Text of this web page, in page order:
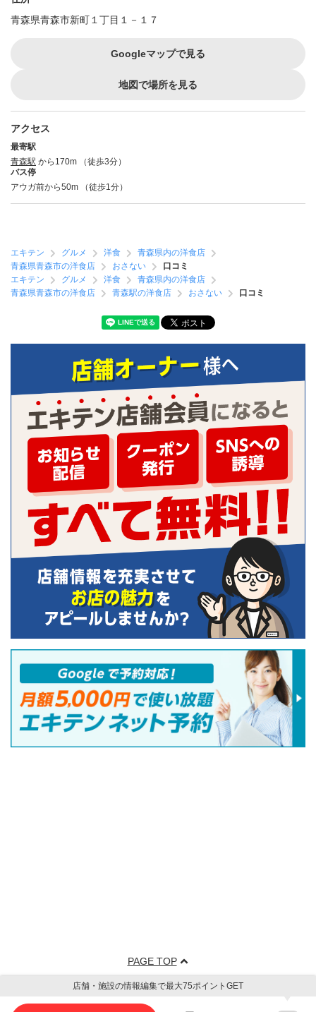
青森県青森市新町１丁目１－１７
Googleマップで見る
地図で場所を見る
アクセス
最寄駅
青森駅 から170m （徒歩3分）
バス停
アウガ前から50m （徒歩1分）
エキテン グルメ 洋食
青森県内の洋食店
青森県青森市の洋食店
おさない
口コミ
エキテン
グルメ 洋食
青森県内の洋食店
青森県青森市の洋食店
青森駅の洋食店 おさない 口コミ
PAGE TOP
店舗・施設の情報編集で最大75ポイントGET